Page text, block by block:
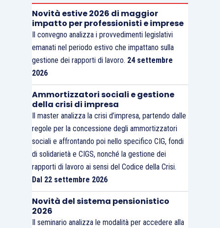
Novità estive 2026 di maggior
impatto per professionisti e imprese
Il convegno analizza i provvedimenti legislativi
emanati nel periodo estivo che impattano sulla
gestione dei rapporti di lavoro. 24 settembre
2026
Ammortizzatori sociali e gestione
della crisi di impresa
Il master analizza la crisi d’impresa, partendo dalle
regole per la concessione degli ammortizzatori
sociali e affrontando poi nello specifico CIG, fondi
di solidarietà e CIGS, nonché la gestione dei
rapporti di lavoro ai sensi del Codice della Crisi.
Dal 22 settembre 2026
Novità del sistema pensionistico
2026
Il seminario analizza le modalità per accedere alla